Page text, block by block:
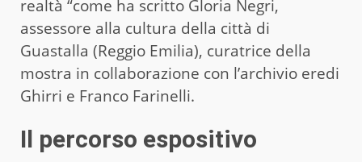
realtà “come ha scritto Gloria Negri,
assessore alla cultura della città di
Guastalla (Reggio Emilia), curatrice della
mostra in collaborazione con l’archivio eredi
Ghirri e Franco Farinelli.
Il percorso espositivo